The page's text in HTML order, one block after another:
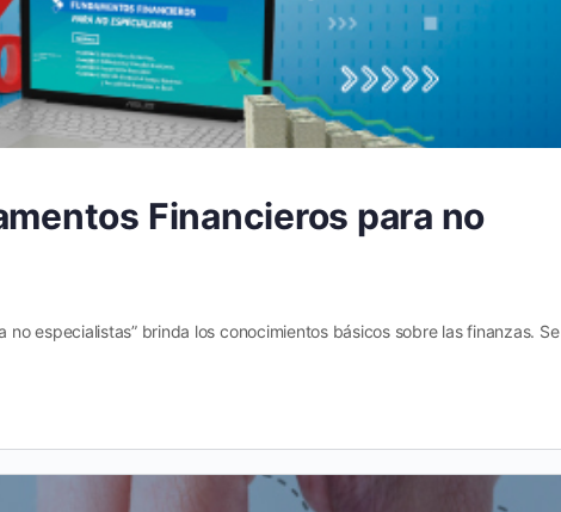
Financieros para no
no especialistas” brinda los conocimientos básicos sobre las finanzas. Se